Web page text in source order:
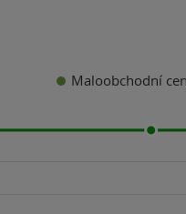
Maloobchodní